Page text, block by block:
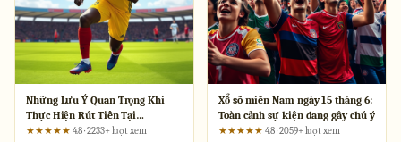
Những Lưu Ý Quan Trọng Khi
Thực Hiện Rút Tiền Tại
hitclubhitclub.com
★★★★★ 4.8 · 2233+ lượt xem
Xổ số miền Nam ngày 15 tháng 6:
Toàn cảnh sự kiện đang gây chú ý
★★★★★ 4.8 · 2059+ lượt xem